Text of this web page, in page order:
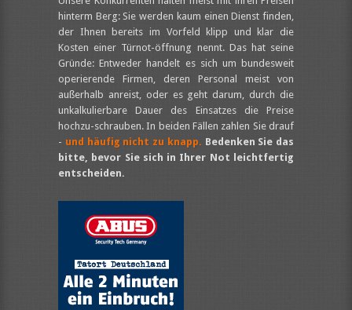
hinterm Berg: Sie werden kaum einen Dienst finden,
der Ihnen bereits im Vorfeld klipp und klar die
Kosten einer Türnot-öffnung nennt. Das hat seine
Gründe: Entweder handelt es sich um bundesweit
operierende Firmen, deren Personal meist von
außerhalb anreist, oder es geht darum, durch die
unkalkulierbare Dauer des Einsatzes die Preise
hochzu-schrauben. In beiden Fällen zahlen Sie drauf
- und häufig nicht zu knapp. Bedenken Sie das
bitte, bevor Sie sich in Ihrer Not leichtfertig
entscheiden.